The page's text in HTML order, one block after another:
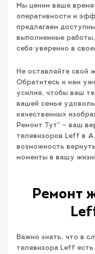
Мы ценим ваше время
оперативности и
предлагаем
выполненные
себя уверенно в
Не оставляйте свой
Обратитесь к нам
усилия, чтобы ваш
вашей семье
качественных
Ремонт Тут” – ваш
телевизоров Leff в
возможность
моменты в вашу
Ремонт
Важно знать, что в
телевизора Leff